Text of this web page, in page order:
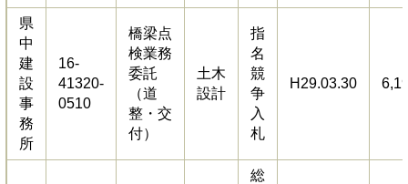
県
中
建
設
事
務
所
16-
41320-
0510
橋梁点
検業務
委託
（道
整・交
付）
土木
設計
指
名
競
争
入
札
H29.03.30
総